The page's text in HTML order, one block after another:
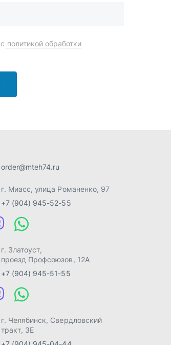
+7 (904) 945-52-55
г. Челябинск,Свердловский
тракт, 3Е
Отправить заявку
Разработка -